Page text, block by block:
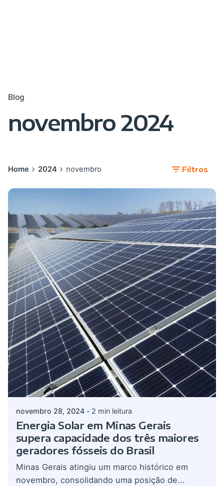
Blog
novembro 2024
Home 2024 novembro Filtros
Postado por
admin
novembro 28, 2024 2 min leitura
Energia Solar em Minas Gerais
supera capacidade dos três maiores
geradores fósseis do Brasil
Minas Gerais atingiu um marco histórico em
novembro, consolidando uma posição de...